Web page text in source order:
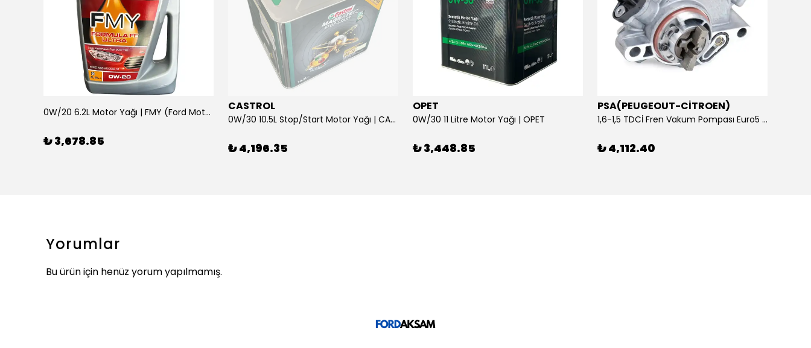
0W/20 6.2L Motor Yağı | FMY (Ford Motor Yağları)
₺ 3,678.85
CASTROL
0W/30 10.5L Stop/Start Motor Yağı | CASTROL
₺ 4,196.35
OPET
0W/30 11 Litre Motor Yağı | OPET
₺ 3,448.85
PSA(PEUGEOUT-CİTROEN)
1,6-1,5 TDCİ Fren Vakum Pompası Euro5 2013-2018 | ORİJİNAL
₺ 4,112.40
Yorumlar
Bu ürün için henüz yorum yapılmamış.